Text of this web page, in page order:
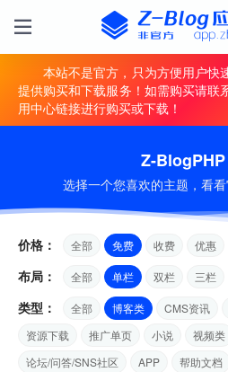
本站不是官方，只为方便用户快
提供购买和下载服务！如需购买请联
用中心链接进行购买或下载！
Z-
选择一个您喜欢的主题，看
价格： 全部 免费 收费 优惠
布局： 全部 单栏 双栏 三栏
类型： 全部 博客类 CMS资讯
资源下载
推广单页 小说 视频类
论坛/问答/SNS社区
APP 帮助文档